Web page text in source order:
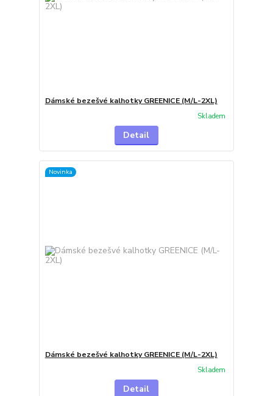
Dámské bezešvé kalhotky GREENICE (M/L-2XL)
Skladem
Detail
Novinka
Dámské bezešvé kalhotky GREENICE (M/L-2XL)
Skladem
Detail